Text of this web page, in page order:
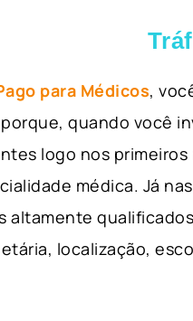
para Médicos,
quando você
logo nos
médica. Já
altamente
localização,